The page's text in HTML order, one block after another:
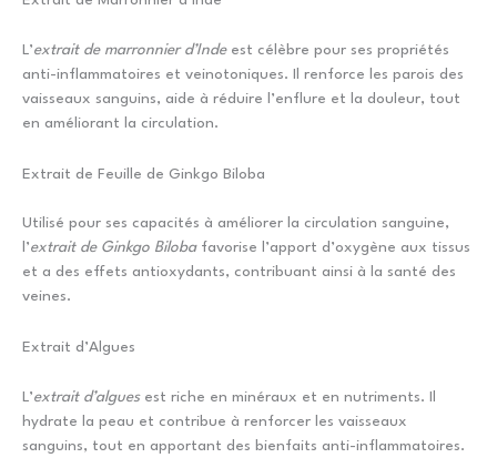
L’extrait de marronnier d’Indeest célèbre pour ses propriétés
anti-inflammatoires et veinotoniques. Il renforce les parois des
vaisseaux sanguins, aide à réduire l’enflure et la douleur, tout
en améliorant la circulation.
Extrait de Feuille de Ginkgo Biloba
Utilisé pour ses capacités à améliorer la circulation sanguine,
l’extrait de Ginkgo Bilobafavorise l’apport d’oxygène aux tissus
et a des effets antioxydants, contribuant ainsi à la santé des
veines.
Extrait d’Algues
L’extrait d’alguesest riche en minéraux et en nutriments. Il
hydrate la peau et contribue à renforcer les vaisseaux
sanguins, tout en apportant des bienfaits anti-inflammatoires.